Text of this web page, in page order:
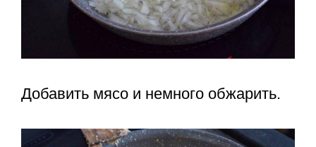
Добавить мясо и немного обжарить.